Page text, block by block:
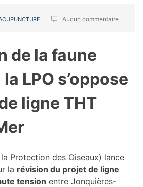
Aucun commentaire
de la faune
LPO s’oppose
ligne THT
Protection des Oiseaux) lance
la révision du projet de ligne
tension entre Jonquières-